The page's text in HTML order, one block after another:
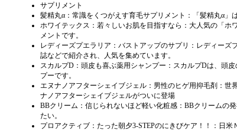
サプリメント
髪精丸α：常識をくつがえす育毛サプリメント ：「髪精丸α」
ホワイテックス：若々しいお肌を目指すなら ：大人気の「ホ
メントです。
レディーズプエラリア：バストアップのサプリ ：レディーズ
誌などで紹介され、人気を集めています。
スカルプD：頭皮も喜ぶ薬用シャンプー ：スカルプDは、頭
プーです。
エヌナノアフターシェイブジェル：男性のヒゲ用抑毛剤 ：世
ナノアフターシェイブジェルがついに登場
BBクリーム：信じられないほど軽い化粧感 ：BBクリームの
たい。
プロアクティブ：たった朝夕3-STEPのにきびケア！！
：日